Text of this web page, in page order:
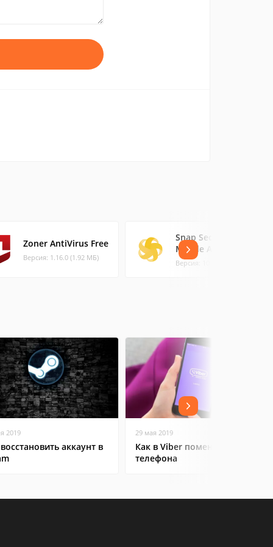
Zoner AntiVirus Free
Версия: 1.16.0 (1.92 МБ)
Snap Secure +
Mobile Antivirus
Версия: 10.0 (8.61 МБ)
2019
аккаунт в
29 мая 2019
Как в Viber поменять номер
телефона